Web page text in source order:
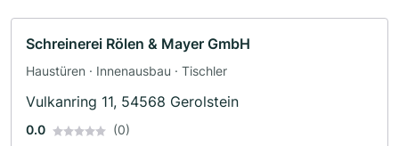
Schreinerei Rölen & Mayer GmbH
Haustüren · Innenausbau · Tischler
Vulkanring 11, 54568 Gerolstein
0.0 (0)